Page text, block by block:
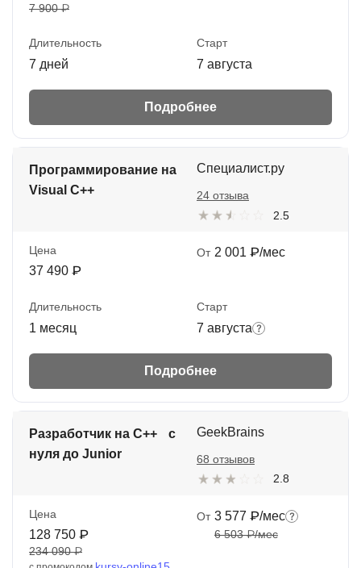
7 900 ₽
Длительность
7 дней
Старт
7 августа
Подробнее
Программирование на
Visual C++
Специалист.ру
2.5
24 отзыва
Цена
37 490 ₽
От 2 001 ₽/мес
Длительность
1 месяц
Старт
7 августа
Подробнее
Разработчик на C++ с
нуля до Junior
GeekBrains
2.8
68 отзывов
Цена
128 750 ₽
234 090 ₽
От 3 577 ₽/мес
6 503 ₽/мес